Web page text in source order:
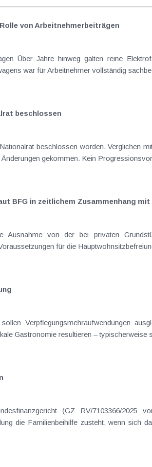
von Arbeitnehmer​­beiträgen
Über Jahre hinweg galten reine
war für Arbeitnehmer vollständig
beschlossen
beschlossen worden. Verglichen
gekommen. Kein
BFG in zeitlichem Zusammenhang
Ausnahme von der bei privaten
für die
Verpflegungsmehraufwendungen
Gastronomie resultieren – typischerweise
(GZ RV/7103366/2025
die Familienbeihilfe zusteht, wenn sich